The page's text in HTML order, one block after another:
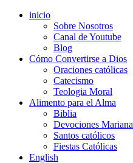
inicio
Sobre Nosotros
Canal de Youtube
Blog
Cómo Convertirse a Dios
Oraciones católicas
Catecismo
Teologia Moral
Alimento para el Alma
Biblia
Devociones
Santos católicos
Fiestas Católicas
English